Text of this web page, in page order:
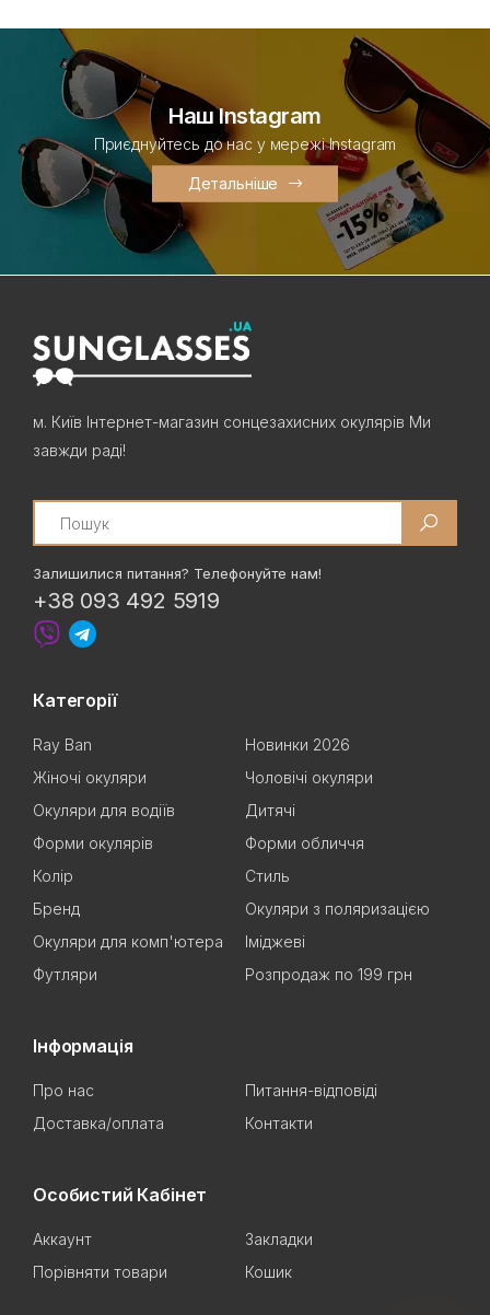
Наш Instagram
Приєднуйтесь до нас у мережі Instagram
Детальніше
м. Київ Інтернет-магазин сонцезахисних окулярів Ми
завжди раді!
Search
Залишилися питання? Телефонуйте нам!
+38 093 492 5919
Категорії
Ray Ban
Новинки 2026
Жіночі окуляри
Чоловічі окуляри
Окуляри для водіїв
Дитячі
Форми окулярів
Форми обличчя
Колір
Стиль
Бренд
Окуляри з поляризацією
Окуляри для комп'ютера
Іміджеві
Футляри
Розпродаж по 199 грн
Інформація
Про нас
Питання-відповіді
Доставка/оплата
Контакти
Особистий Кабінет
Аккаунт
Закладки
Порівняти товари
Кошик